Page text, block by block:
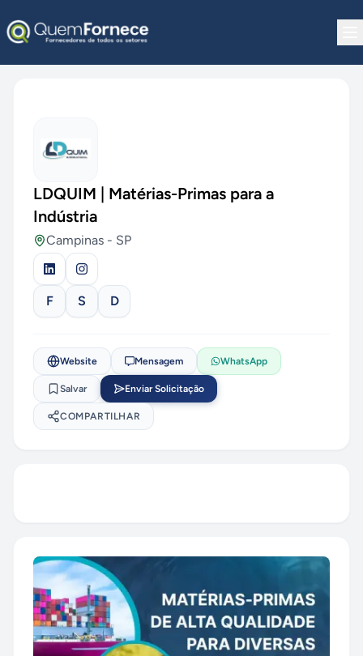
LDQUIM | Matérias-Primas para a
Indústria
Campinas - SP
F S D
Website Mensagem WhatsApp
Salvar Enviar Solicitação
COMPARTILHAR